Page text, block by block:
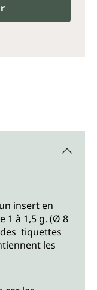
insert en
1 à 1,5 g. (Ø 8
tiquettes
les